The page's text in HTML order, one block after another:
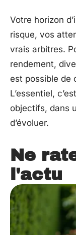
Votre horizon
risque, vos
vrais arbitres.
rendement,
est possible de
L’essentiel,
objectifs, dans
d’évoluer.
Ne
l'actu